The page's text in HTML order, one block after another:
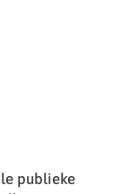
publieke